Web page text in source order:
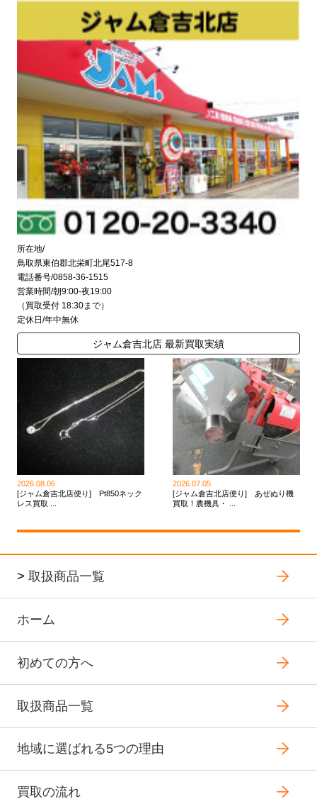
所在地/
鳥取県東伯郡北栄町北尾517-8
電話番号/0858-36-1515
営業時間/朝9:00-夜19:00
（買取受付 18:30まで）
定休日/年中無休
ジャム倉吉北店 最新買取実績
2026.08.06
[ジャム倉吉北店便り] Pt850ネック
レス買取 ...
2026.07.05
[ジャム倉吉北店便り] あぜぬり機
買取！農機具・ ...
> 取扱商品一覧
ホーム
初めての方へ
取扱商品一覧
地域に選ばれる5つの理由
買取の流れ